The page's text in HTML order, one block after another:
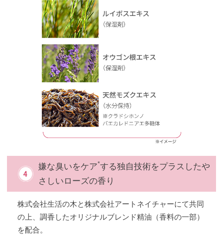
嫌な臭いをケア*する独自技術をプラスしたや
さしいローズの香り
株式会社生活の木と株式会社アートネイチャーにて共同
の上、調香したオリジナルブレンド精油（香料の一部）
を配合。